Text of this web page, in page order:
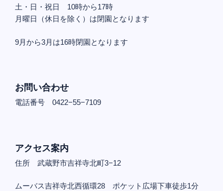
土・日・祝日 10時から17時
月曜日（休日を除く）は閉園となります
9月から3月は16時閉園となります
お問い合わせ
電話番号 0422−55−7109
アクセス案内
住所 武蔵野市吉祥寺北町3−12
ムーバス吉祥寺北西循環28 ポケット広場下車徒歩1分